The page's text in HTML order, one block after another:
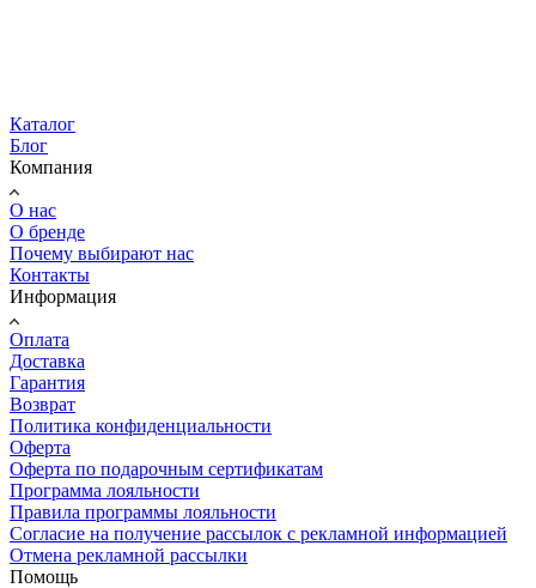
Каталог
Блог
Компания
О нас
О бренде
Почему выбирают нас
Контакты
Информация
Оплата
Доставка
Гарантия
Возврат
Политика конфиденциальности
Оферта
Оферта по подарочным сертификатам
Программа лояльности
Правила программы лояльности
Согласие на получение рассылок с рекламной информацией
Отмена рекламной рассылки
Помощь